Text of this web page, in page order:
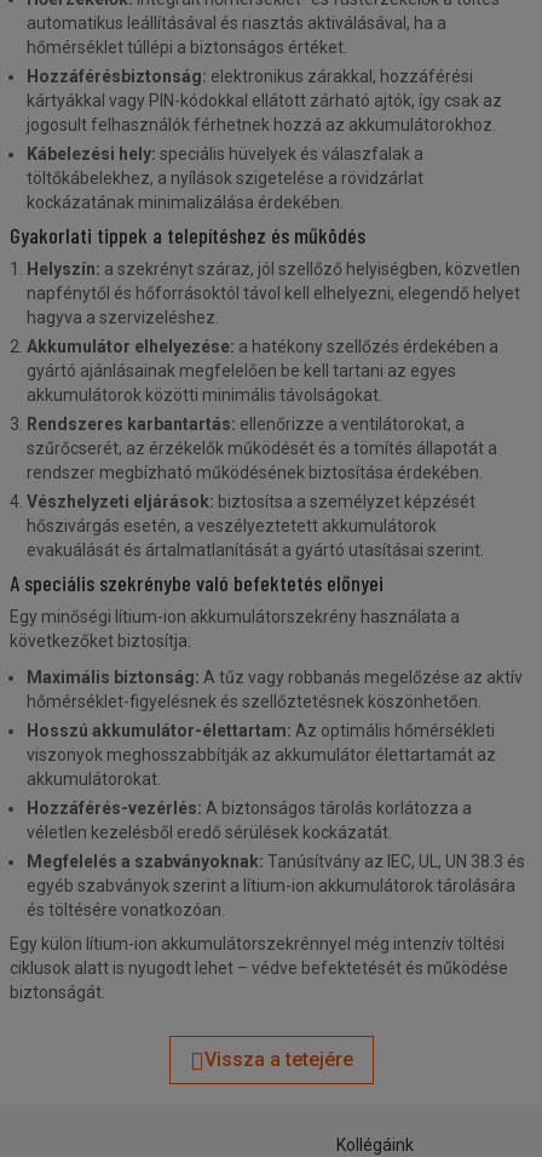
automatikus leállításával és riasztás aktiválásával, ha a
hőmérséklet túllépi a biztonságos értéket.
Hozzáférésbiztonság: elektronikus zárakkal, hozzáférési
kártyákkal vagy PIN-kódokkal ellátott zárható ajtók, így csak az
jogosult felhasználók férhetnek hozzá az akkumulátorokhoz.
Kábelezési hely: speciális hüvelyek és válaszfalak a
töltőkábelekhez, a nyílások szigetelése a rövidzárlat
kockázatának minimalizálása érdekében.
Gyakorlati tippek a telepítéshez és működés
Helyszín: a szekrényt száraz, jól szellőző helyiségben, közvetlen
napfénytől és hőforrásoktól távol kell elhelyezni, elegendő helyet
hagyva a szervizeléshez.
Akkumulátor elhelyezése: a hatékony szellőzés érdekében a
gyártó ajánlásainak megfelelően be kell tartani az egyes
akkumulátorok közötti minimális távolságokat.
Rendszeres karbantartás: ellenőrizze a ventilátorokat, a
szűrőcserét, az érzékelők működését és a tömítés állapotát a
rendszer megbízható működésének biztosítása érdekében.
Vészhelyzeti eljárások: biztosítsa a személyzet képzését
hőszivárgás esetén, a veszélyeztetett akkumulátorok
evakuálását és ártalmatlanítását a gyártó utasításai szerint.
A speciális szekrénybe való befektetés előnyei
Egy minőségi lítium-ion akkumulátorszekrény használata a
következőket biztosítja:
Maximális biztonság: A tűz vagy robbanás megelőzése az aktív
hőmérséklet-figyelésnek és szellőztetésnek köszönhetően.
Hosszú akkumulátor-élettartam: Az optimális hőmérsékleti
viszonyok meghosszabbítják az akkumulátor élettartamát az
akkumulátorokat.
Hozzáférés-vezérlés: A biztonságos tárolás korlátozza a
véletlen kezelésből eredő sérülések kockázatát.
Megfelelés a szabványoknak: Tanúsítvány az IEC, UL, UN 38.3 és
egyéb szabványok szerint a lítium-ion akkumulátorok tárolására
és töltésére vonatkozóan.
Egy külön lítium-ion akkumulátorszekrénnyel még intenzív töltési
ciklusok alatt is nyugodt lehet – védve befektetését és működése
biztonságát.
Vissza a tetejére
Kollégáink